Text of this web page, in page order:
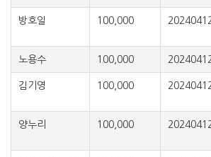
방호일 100,000
노용수 100,000
김기영 100,000
양누리 100,000